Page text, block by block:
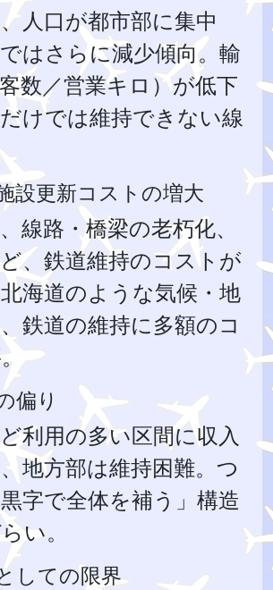
人口が都市部に集中
はさらに減少傾向。輸
数／営業キロ）が低下
けでは維持できない線
設更新コストの増大
線路・橋梁の老朽化、
、鉄道維持のコストが
海道のような気候・地
鉄道の維持に多額のコ
偏り
利用の多い区間に収入
地方部は維持困難。つ
字で全体を補う」構造
い。
しての限界